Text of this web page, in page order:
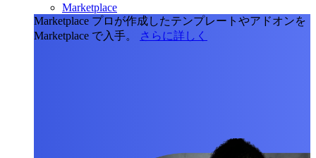
Marketplace
Marketplace プロが作成したテンプレートやアドオンを
Marketplace で入手。
さらに詳しく